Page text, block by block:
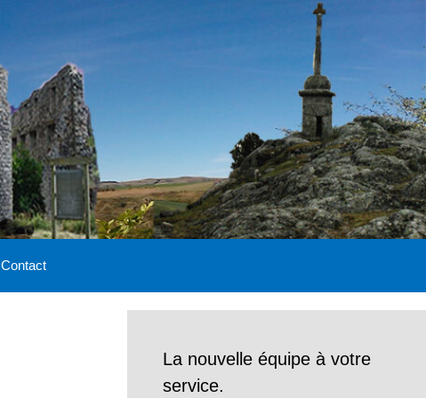
Contact
La nouvelle équipe à votre
service.